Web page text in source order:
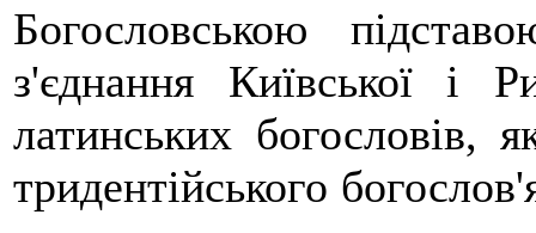
Богословською
з'єднання Київської і
латинських богословів,
тридентійського